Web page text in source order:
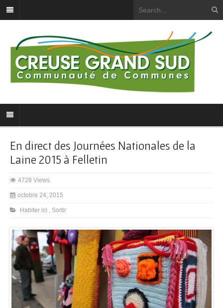
En direct des Journées Nationales de la
Laine 2015 à Felletin
4728 Views
octobre 24, 2015
Habiter ici , Sortir